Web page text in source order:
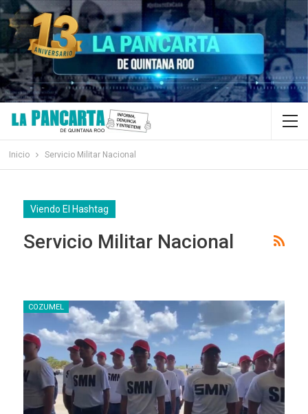
Inicio Servicio Militar Nacional
Viendo El Hashtag
Servicio Militar Nacional
COZUMEL